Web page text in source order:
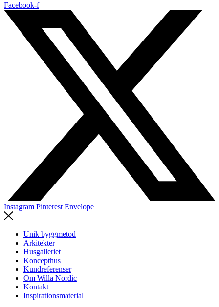
Facebook-f
Instagram Pinterest Envelope
Unik byggmetod
Arkitekter
Husgalleriet
Koncepthus
Kundreferenser
Om Willa Nordic
Kontakt
Inspirationsmaterial